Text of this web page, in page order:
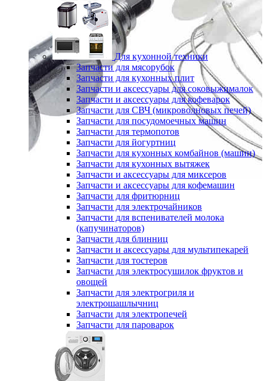
Для кухонной техники
Запчасти для мясорубок
Запчасти для кухонных плит
Запчасти и аксессуары для соковыжималок
Запчасти и аксессуары для кофеварок
Запчасти для СВЧ (микроволновых печей)
Запчасти для посудомоечных машин
Запчасти для термопотов
Запчасти для йогуртниц
Запчасти для кухонных комбайнов (машин)
Запчасти для кухонных вытяжек
Запчасти и аксессуары для миксеров
Запчасти и аксессуары для кофемашин
Запчасти для фритюрниц
Запчасти для электрочайников
Запчасти для вспенивателей молока
(капучинаторов)
Запчасти для блинниц
Запчасти и аксессуары для мультипекарей
Запчасти для тостеров
Запчасти для электросушилок фруктов и
овощей
Запчасти для электрогриля и
электрошашлычниц
Запчасти для электропечей
Запчасти для пароварок